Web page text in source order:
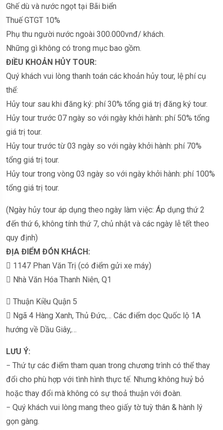
Ghế dù và nước ngọt tại Bãi biển
Thuế GTGT 10%
Phụ thu người nước ngoài 300.000vnđ/ khách.
Những gì không có trong mục bao gồm.
ĐIỀU KHOẢN HỦY TOUR:
Quý khách vui lòng thanh toán các khoản hủy tour, lệ phí cụ
thể:
Hủy tour sau khi đăng ký: phí 30% tổng giá trị đăng ký tour.
Hủy tour trước 07 ngày so với ngày khởi hành: phí 50% tổng
giá trị tour.
Hủy tour trước từ 03 ngày so với ngày khởi hành: phí 70%
tổng giá trị tour.
Hủy tour trong vòng 03 ngày so với ngày khởi hành: phí 100%
tổng giá trị tour.
(Ngày hủy tour áp dụng theo ngày làm việc: Áp dụng thứ 2
đến thứ 6, không tính thứ 7, chủ nhật và các ngày lễ tết theo
quy định)
ĐỊA ĐIỂM ĐÓN KHÁCH:
 1147 Phan Văn Trị (có điểm gửi xe máy)
 Nhà Văn Hóa Thanh Niên, Q1
 Thuận Kiều Quận 5
 Ngã 4 Hàng Xanh, Thủ Đức,… Các điểm dọc Quốc lộ 1A
hướng về Dầu Giây,…
LƯU Ý:
− Thứ tự các điểm tham quan trong chương trình có thể thay
đổi cho phù hợp với tình hình thực tế. Nhưng không huỷ bỏ
hoặc thay đổi mà không có sự thoả thuận với đoàn.
− Quý khách vui lòng mang theo giấy tờ tuỳ thân & hành lý
gọn gàng.